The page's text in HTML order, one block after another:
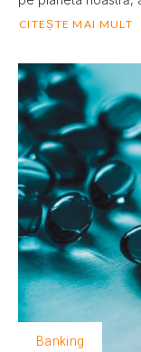
CITEȘTE MAI MULT
Banking